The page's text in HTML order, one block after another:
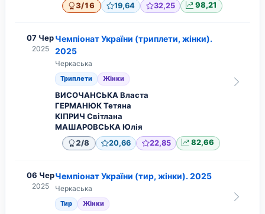
3/16 19,64 32,25 98,21
07 Чер
2025
Чемпіонат України (триплети, жінки).
2025
Черкаська
Триплети Жінки
ВИСОЧАНСЬКА Власта
ГЕРМАНЮК Тетяна
КІПРИЧ Світлана
МАШАРОВСЬКА Юлія
2/8 20,66 22,85 82,66
06 Чер
2025
Чемпіонат України (тир, жінки). 2025
Черкаська
Тир Жінки